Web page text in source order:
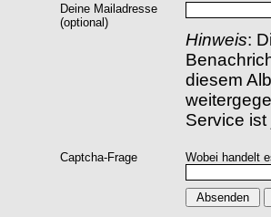
Deine Mailadresse
(optional)
Hinweis:
diesem
Service
Captcha-Frage Wobei handelt